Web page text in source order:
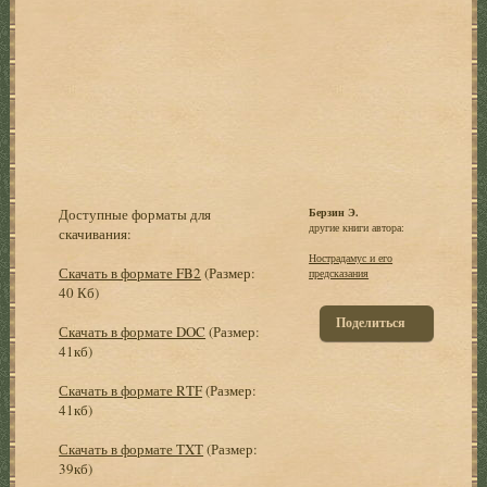
Доступные форматы для
скачивания:
Скачать в формате FB2 (Размер:
40 Кб)
Скачать в формате DOC (Размер:
41кб)
Скачать в формате RTF(Размер:
41кб)
Скачать в формате TXT(Размер:
39кб)
Берзин Э.
другие книги автора:
Нострадамус и его
предсказания
Поделиться